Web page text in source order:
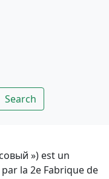
Rechercher
Search
») est un
la 2e Fabrique de